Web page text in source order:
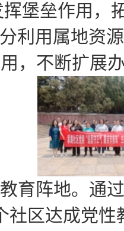
挥堡垒作用，
利用属地资
，不断扩展
育阵地。通
社区达成党